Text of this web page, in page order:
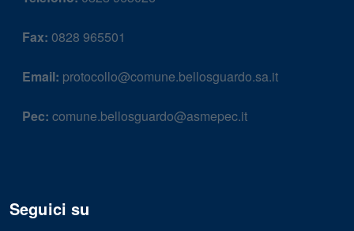
Fax: 0828 965501
Email: protocollo@comune.bellosguardo.sa.it
Pec: comune.bellosguardo@asmepec.it
Seguici su